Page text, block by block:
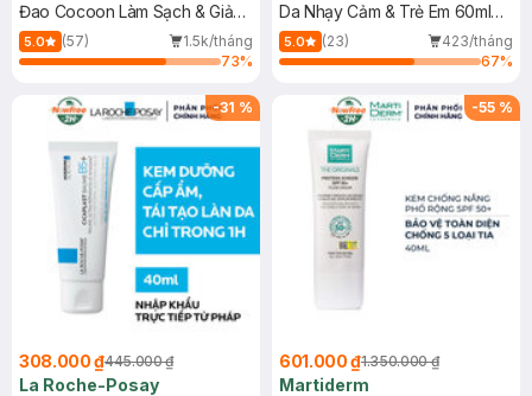
Đao Cocoon Làm Sạch & Giảm
Dầu 500ml
5.0 (57)
1.5k/tháng
73%
Da Nhạy Cảm & Trẻ Em 60ml
(Mới)
5.0 (23)
423/tháng
67%
-31 %
308.000 ₫445.000 ₫
La Roche-Posay
-55 %
601.000 ₫1.350.000 ₫
Martiderm